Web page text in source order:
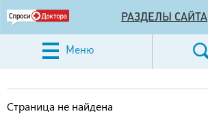
РАЗДЕЛЫ САЙТА
Меню
Страница не найдена